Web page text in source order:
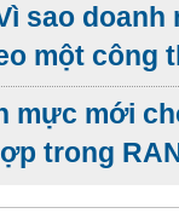
sao doanh
một công
mực mới
trong